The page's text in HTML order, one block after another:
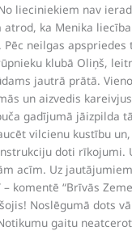
lieciniekiem nav
ka Menika
neilgas
klubā Oliņš,
jautrā prātā.
un aizvedis
gadījumā jāizpilda
vilcienu kustību
doti
acīm. Uz
komentē “Brīvās
Noslēgumā dots
gaitu